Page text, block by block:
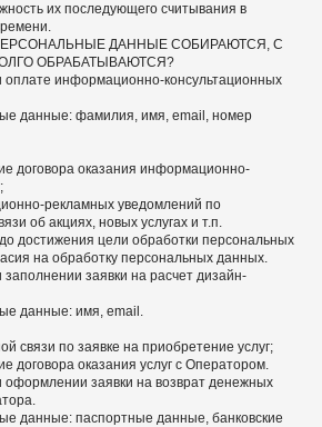
их последующего считывания в
ДАННЫЕ СОБИРАЮТСЯ, С
ОБРАБАТЫВАЮТСЯ?
оплате информационно-консультационных
данные: фамилия, имя, email, номер
договора оказания информационно-
рекламных уведомлений по
об акциях, новых услугах и т.п.
достижения цели обработки персональных
на обработку персональных данных.
заявки на расчет дизайн-
данные: имя, email.
связи по заявке на приобретение услуг;
договора оказания услуг с Оператором.
оформлении заявки на возврат денежных
данные: паспортные данные, банковские